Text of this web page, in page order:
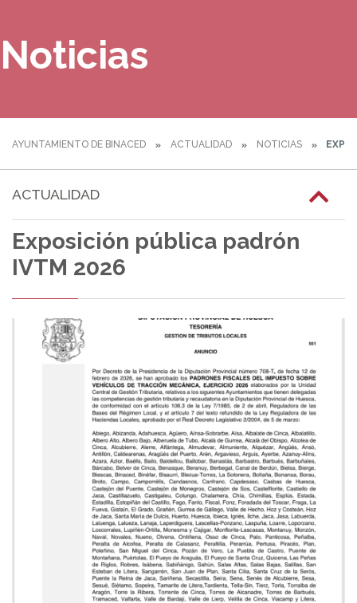
Noticias
AYUNTAMIENTO DE BINACED ACTUALIDAD NOTICIAS
ACTUALIDAD
Exposición pública padrón
IVTM 2026